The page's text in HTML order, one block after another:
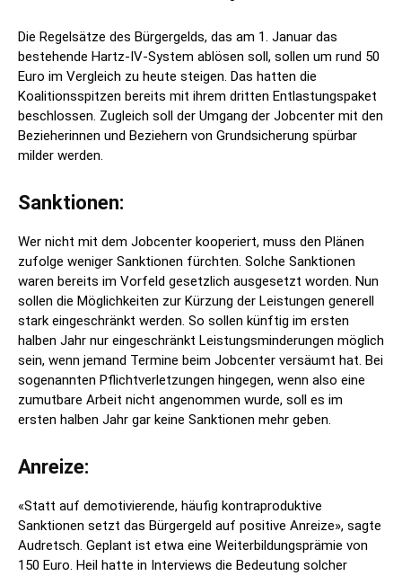
Die Regelsätze des Bürgergelds, das am 1. Januar das
bestehende Hartz-IV-System ablösen soll, sollen um rund 50
Euro im Vergleich zu heute steigen. Das hatten die
Koalitionsspitzen bereits mit ihrem dritten Entlastungspaket
beschlossen. Zugleich soll der Umgang der Jobcenter mit den
Bezieherinnen und Beziehern von Grundsicherung spürbar
milder werden.
Sanktionen:
Wer nicht mit dem Jobcenter kooperiert, muss den Plänen
zufolge weniger Sanktionen fürchten. Solche Sanktionen
waren bereits im Vorfeld gesetzlich ausgesetzt worden. Nun
sollen die Möglichkeiten zur Kürzung der Leistungen generell
stark eingeschränkt werden. So sollen künftig im ersten
halben Jahr nur eingeschränkt Leistungsminderungen möglich
sein, wenn jemand Termine beim Jobcenter versäumt hat. Bei
sogenannten Pflichtverletzungen hingegen, wenn also eine
zumutbare Arbeit nicht angenommen wurde, soll es im
ersten halben Jahr gar keine Sanktionen mehr geben.
Anreize:
«Statt auf demotivierende, häufig kontraproduktive
Sanktionen setzt das Bürgergeld auf positive Anreize», sagte
Audretsch. Geplant ist etwa eine Weiterbildungsprämie von
150 Euro. Heil hatte in Interviews die Bedeutung solcher